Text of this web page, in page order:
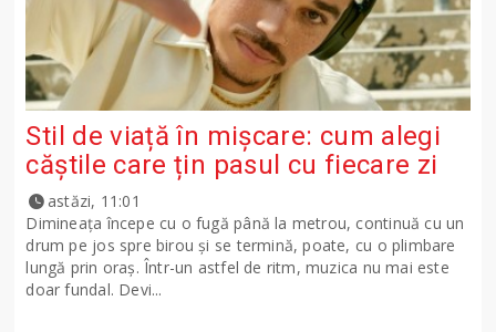
Stil de viață în mișcare: cum alegi
căștile care țin pasul cu fiecare zi
astăzi, 11:01
Dimineața începe cu o fugă până la metrou, continuă cu un
drum pe jos spre birou și se termină, poate, cu o plimbare
lungă prin oraș. Într-un astfel de ritm, muzica nu mai este
doar fundal. Devi...